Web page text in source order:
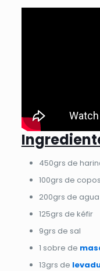
450grs de
100grs de
200grs de agua
125grs de kéfir
9grs de sal
1 sobre de
13grs de